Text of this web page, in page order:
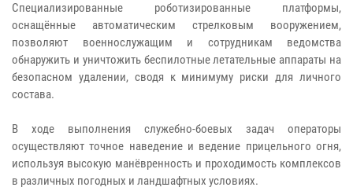
Специализированные роботизированные платформы,
оснащённые автоматическим стрелковым вооружением,
позволяют военнослужащим и сотрудникам ведомства
обнаружить и уничтожить беспилотные летательные аппараты на
безопасном удалении, сводя к минимуму риски для личного
состава.
В ходе выполнения служебно-боевых задач операторы
осуществляют точное наведение и ведение прицельного огня,
используя высокую манёвренность и проходимость комплексов
в различных погодных и ландшафтных условиях.